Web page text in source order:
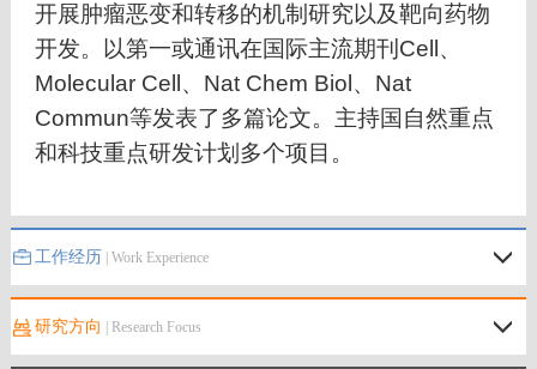
开展肿瘤恶变和转移的机制研究以及靶向药物
开发。以第一或通讯在国际主流期刊Cell、
Molecular Cell、Nat Chem Biol、Nat
Commun等发表了多篇论文。主持国自然重点
和科技重点研发计划多个项目。
工作经历 | Work Experience
研究方向 | Research Focus